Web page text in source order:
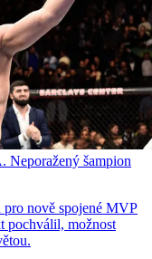
Neporažený šampion
pro nově spojené MVP
pochválil, možnost